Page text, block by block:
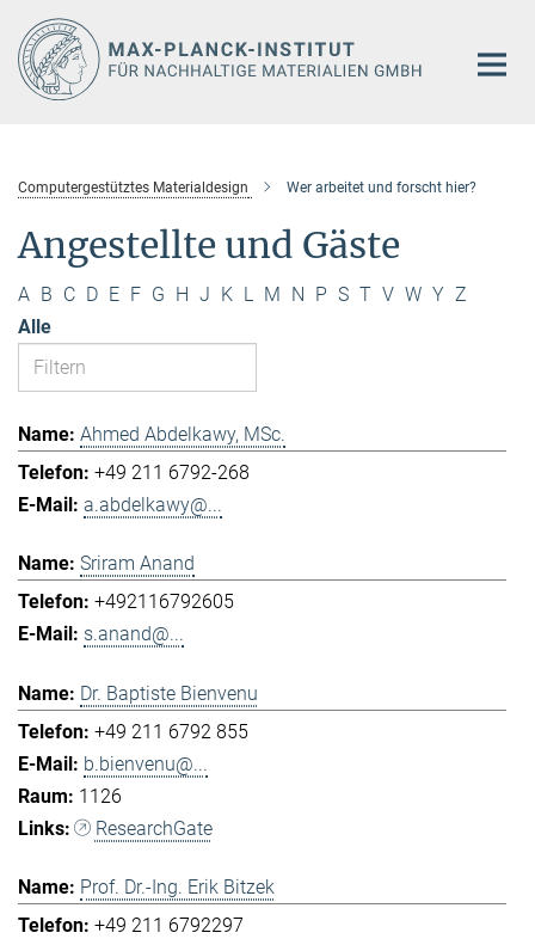
Hauptinhalt
Computergestütztes Materialdesign Wer arbeitet und forscht hier?
Angestellte und Gäste
A B C D E F G H J K L M N P S T V W Y Z
Alle
Ahmed Abdelkawy, MSc.
+49 211 6792-268
a.abdelkawy@...
Sriram Anand
+492116792605
s.anand@...
Dr. Baptiste Bienvenu
+49 211 6792 855
b.bienvenu@...
1126
ResearchGate
Prof. Dr.-Ing. Erik Bitzek
+49 211 6792297